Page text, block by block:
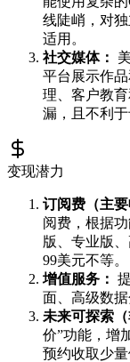
线陡峭，对
适用。
社交媒体：
平台展示作
理、客户教
漏，且不利
变现潜力
订阅费（主要
阅费，根据
版、专业版
99美元不等。
增值服务：
面、高级数据
未来可探索
价”功能，增
预约收取少量